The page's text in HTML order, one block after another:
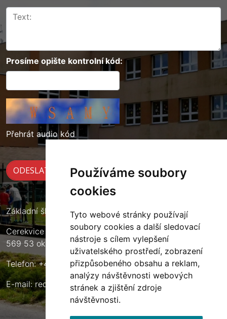
Používáme soubory
cookies
Tyto webové stránky používají
soubory cookies a další sledovací
nástroje s cílem vylepšení
uživatelského prostředí, zobrazení
přizpůsobeného obsahu a reklam,
analýzy návštěvnosti webových
stránek a zjištění zdroje
návštěvnosti.
Prosíme opište kontrolní kód:
Přehrát audio kód
Základní škola Cerekvice nad Loučnou
Cerekvice nad Loučnou 135
569 53 okres Svitavy
Telefon: +420 461 633 140
E-mail:reditel@zscerekvice.cz